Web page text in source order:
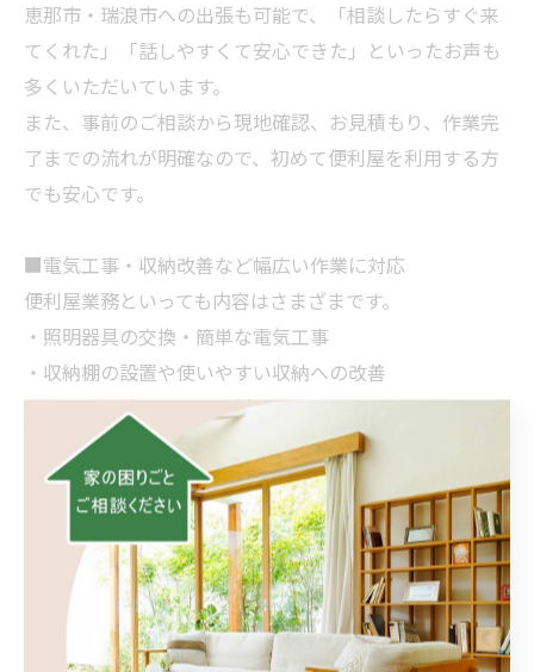
恵那市・瑞浪市への出張も可能で、「相談したらすぐ来
てくれた」「話しやすくて安心できた」といったお声も
多くいただいています。
また、事前のご相談から現地確認、お見積もり、作業完
了までの流れが明確なので、初めて便利屋を利用する方
でも安心です。
■電気工事・収納改善など幅広い作業に対応
便利屋業務といっても内容はさまざまです。
・照明器具の交換・簡単な電気工事
・収納棚の設置や使いやすい収納への改善
・建具の調整や小さな修繕作業
・日常生活でのお困りごとの相談全般
「こんなこと頼んでいいのかな？」と思う内容でも問題
ありません。
お客様のライフスタイルやご予算に合わせ、無理のない
ご提案を心がけています。
■まずは気軽にご相談ください